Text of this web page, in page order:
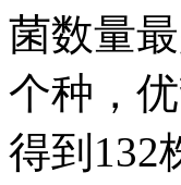
菌数量
个种，
得到132